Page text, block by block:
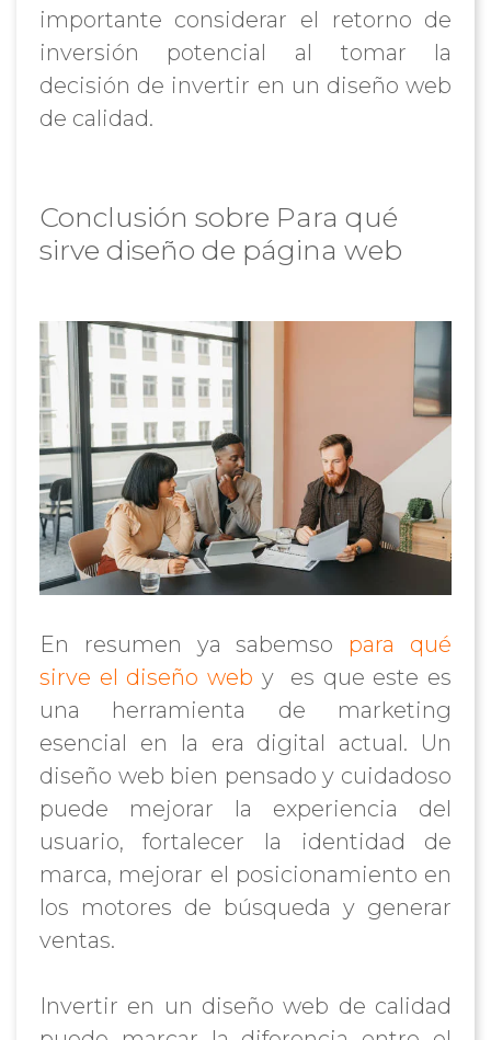
importante considerar el retorno de
inversión potencial al tomar la
decisión de invertir en un diseño web
de calidad.
Conclusión sobre Para qué
sirve diseño de página web
En resumen ya sabemso para qué
sirve el diseño web y es que este es
una herramienta de marketing
esencial en la era digital actual. Un
diseño web bien pensado y cuidadoso
puede mejorar la experiencia del
usuario, fortalecer la identidad de
marca, mejorar el posicionamiento en
los motores de búsqueda y generar
ventas.
Invertir en un diseño web de calidad